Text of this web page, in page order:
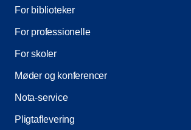
For biblioteker
For professionelle
For skoler
Møder og konferencer
Nota-service
Pligtaflevering